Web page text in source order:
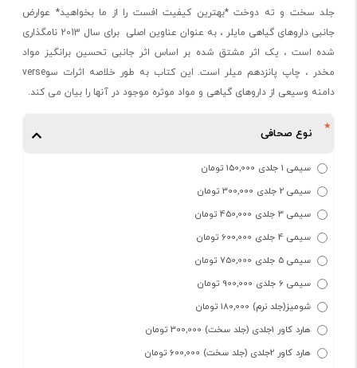
جلد سخت و ته دوخت *بهترین کیفیت افست را از ما بخواهید* عوارض
جانبی داروهای گیاهی مایلر ، به عنوان عناوین اصلی برای سال 2013 نامگذاری
شده است ، یک اثر مشتق شده بر اساس اثر جانبی تحسین برانگیز مواد
مخدر ، چاپ پانزدهم میلر است. این کتاب به طور خلاصه اثرات سوverse
دامنه وسیعی از داروهای گیاهی و مواد موثره موجود در آنها را بیان می کند.
نوع صحافی
سیمی 1 جلدی 150,000 تومان
سیمی 2 جلدی 300,000 تومان
سیمی 3 جلدی 450,000 تومان
سیمی 4 جلدی 600,000 تومان
سیمی 5 جلدی 750,000 تومان
سیمی 6 جلدی 900,000 تومان
شومیز(جلد نرم) 180,000 تومان
هارد کاور 1جلدی (جلد سخت) 300,000 تومان
هارد کاور 2جلدی (جلد سخت) 600,000 تومان